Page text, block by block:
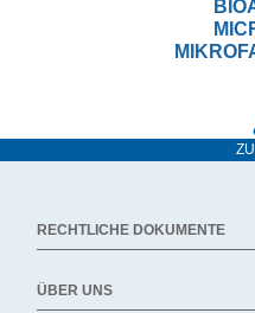
RECHTLICHE DOKUMENTE
ÜBER UNS